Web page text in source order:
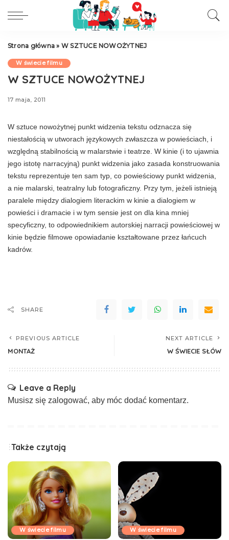
Strona główna » W SZTUCE NOWOŻYTNEJ
W świecie filmu
W SZTUCE NOWOŻYTNEJ
17 maja, 2011
W sztuce nowożytnej punkt widzenia tekstu odznacza się
niestałością w utworach języko­wych zwłaszcza w powieściach, i
względną sta­bilnością w malarstwie i teatrze. W kinie (i to ujawnia
jego istotę narracyjną) punkt widze­nia jako zasada konstruowania
tekstu repre­zentuje ten sam typ, co powieściowy punkt widzenia,
a nie malarski, teatralny lub fotogra­ficzny. Przy tym, jeżeli istnieją
paralele mię­dzy dialogiem literackim w kinie a dialogiem w
powieści i dramacie i w tym sensie jest on dla kina mniej
specyficzny, to odpowiednikiem autorskiej narracji powieściowej w
kinie będzie filmowe opowiadanie kształtowane przez łań­cuch
kadrów.
SHARE
PREVIOUS ARTICLE
MONTAŻ
NEXT ARTICLE
W ŚWIECIE SŁÓW
Leave a Reply
Musisz się zalogować, aby móc dodać komentarz.
Także czytają
W świecie filmu W świecie filmu